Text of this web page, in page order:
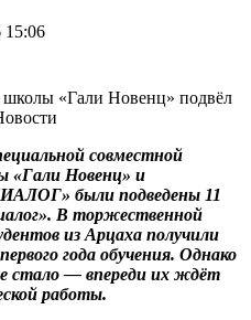
совместной
«Гали Новенц» и
были подведены 11
В торжественной
из Арцаха получили
года обучения. Однако
стало — впереди их ждёт
работы.